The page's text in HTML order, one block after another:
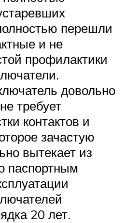
перешли
и не
профилактики
довольно
требует
контактов и
зачастую
вытекает из
паспортным
20 лет.